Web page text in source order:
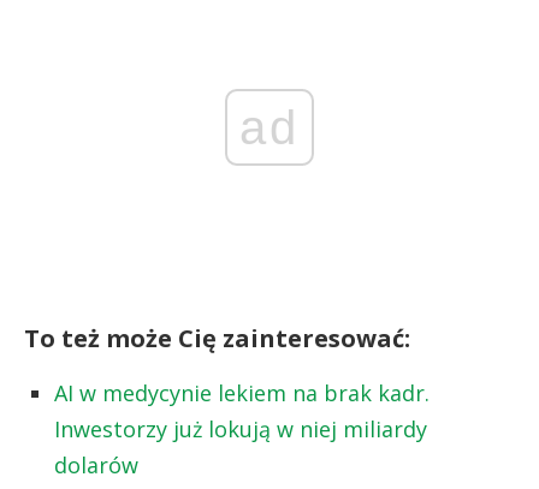
ad
To też może Cię zainteresować:
AI w medycynie lekiem na brak kadr.
Inwestorzy już lokują w niej miliardy
dolarów